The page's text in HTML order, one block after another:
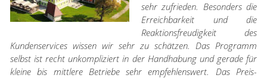
sehr zufrieden. Besonders die
Erreichbarkeit und die
Reaktionsfreudigkeit des
Kundenservices wissen wir sehr zu schätzen. Das Programm
selbst ist recht unkompliziert in der Handhabung und gerade für
kleine bis mittlere Betriebe sehr empfehlenswert. Das Preis-